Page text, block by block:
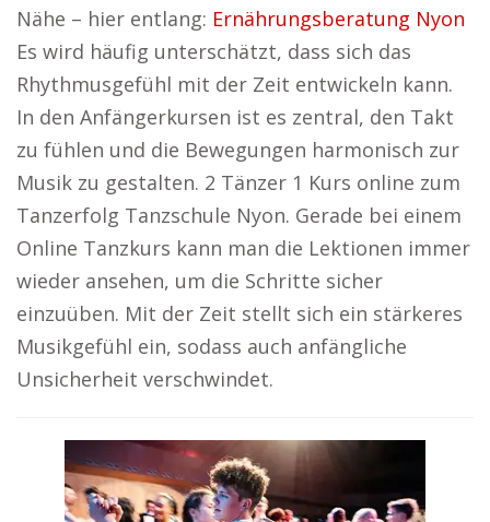
Nähe – hier entlang: Ernährungsberatung Nyon
Es wird häufig unterschätzt, dass sich das
Rhythmusgefühl mit der Zeit entwickeln kann.
In den Anfängerkursen ist es zentral, den Takt
zu fühlen und die Bewegungen harmonisch zur
Musik zu gestalten. 2 Tänzer 1 Kurs online zum
Tanzerfolg Tanzschule Nyon. Gerade bei einem
Online Tanzkurs kann man die Lektionen immer
wieder ansehen, um die Schritte sicher
einzuüben. Mit der Zeit stellt sich ein stärkeres
Musikgefühl ein, sodass auch anfängliche
Unsicherheit verschwindet.